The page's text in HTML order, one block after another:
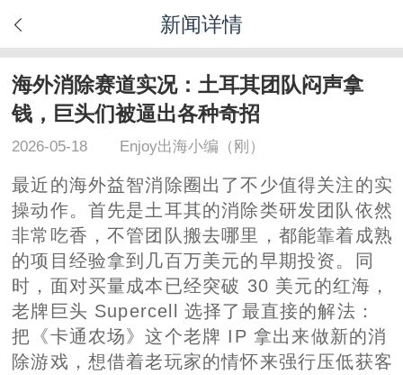
新闻详情
海外消除赛道实况：土耳其团队闷声拿
钱，巨头们被逼出各种奇招
2026-05-18 Enjoy出海小编（刚）
最近的海外益智消除圈出了不少值得关注的实
操动作。首先是土耳其的消除类研发团队依然
非常吃香，不管团队搬去哪里，都能靠着成熟
的项目经验拿到几百万美元的早期投资。同
时，面对买量成本已经突破 30 美元的红海，
老牌巨头 Supercell 选择了最直接的解法：
把《卡通农场》这个老牌 IP 拿出来做新的消
除游戏，想借着老玩家的情怀来强行压低获客